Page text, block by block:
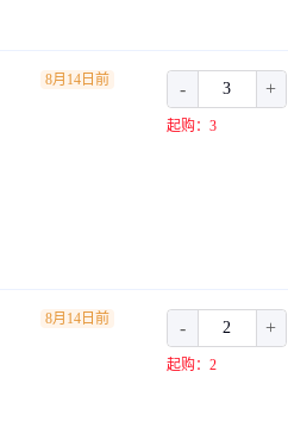
8月14日前 - +
起购：3
8月14日前 - +
起购：2